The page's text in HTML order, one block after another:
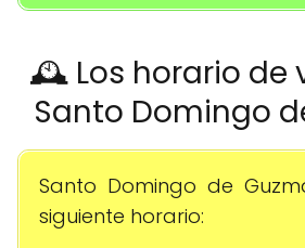
🕰️ Los horario de
Santo Domingo
Santo Domingo de
siguiente horario: